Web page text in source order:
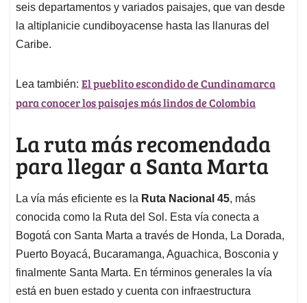
seis departamentos y variados paisajes, que van desde
la altiplanicie cundiboyacense hasta las llanuras del
Caribe.
Lea también: El pueblito escondido de Cundinamarca
para conocer los paisajes más lindos de Colombia
La ruta más recomendada
para llegar a Santa Marta
La vía más eficiente es la Ruta Nacional 45, más
conocida como la Ruta del Sol. Esta vía conecta a
Bogotá con Santa Marta a través de Honda, La Dorada,
Puerto Boyacá, Bucaramanga, Aguachica, Bosconia y
finalmente Santa Marta. En términos generales la vía
está en buen estado y cuenta con infraestructura